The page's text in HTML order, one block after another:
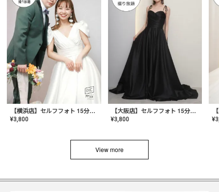
【横浜店】セルフフォト 15分撮り放題プラン
¥3,800
【大阪店】セルフフォト 15分撮り放題プラン
¥3,800 ¥
View more